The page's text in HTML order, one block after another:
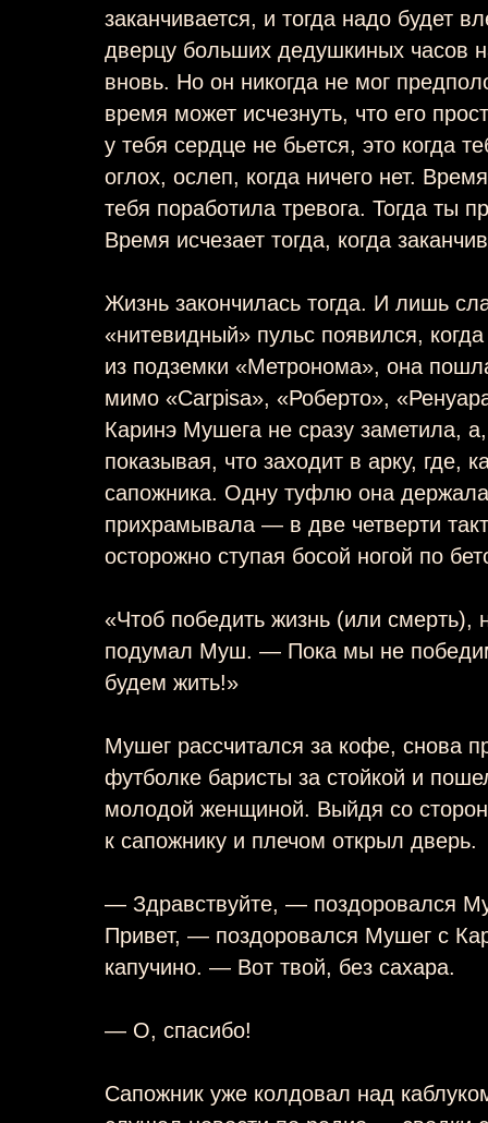
заканчивается, и тогда надо будет
дверцу больших дедушкиных часов
вновь. Но он никогда не мог
время может исчезнуть, что его
у тебя сердце не бьется, это когда
оглох, ослеп, когда ничего нет.
тебя поработила тревога. Тогда ты
Время исчезает тогда, когда
Жизнь закончилась тогда. И лишь
«нитевидный» пульс появился,
из подземки «Метронома», она
мимо «Carpisa», «Роберто»,
Каринэ Мушега не сразу заметила,
показывая, что заходит в арку, где,
сапожника. Одну туфлю она
прихрамывала — в две четверти
осторожно ступая босой ногой по
«Чтоб победить жизнь (или
подумал Муш. — Пока мы не
будем жить!»
Мушег рассчитался за кофе, снова
футболке баристы за стойкой и
молодой женщиной. Выйдя со
к сапожнику и плечом открыл дверь.
— Здравствуйте, — поздоровался
Привет, — поздоровался Мушег с
капучино. — Вот твой, без сахара.
— О, спасибо!
Сапожник уже колдовал над